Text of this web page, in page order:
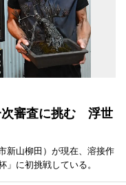
次審査に挑む 浮世
新山柳田）が現在、溶接作
に初挑戦している。